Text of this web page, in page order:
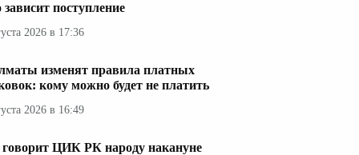
зависит поступление
2026 в 17:36
изменят правила платных
кому можно будет не платить
2026 в 16:49
ЦИК РК народу накануне